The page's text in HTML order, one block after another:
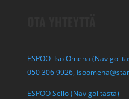
ESPOO Iso Omena (Navigoi
050 306 9926,
ESPOO Sello (Navigoi tästä)